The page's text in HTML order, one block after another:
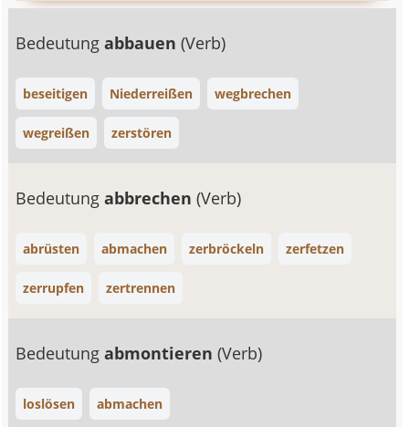
Bedeutungabbauen(Verb)
beseitigen Niederreißen wegbrechen
wegreißen zerstören
Bedeutungabbrechen(Verb)
abrüsten abmachen zerbröckeln zerfetzen
zerrupfen zertrennen
Bedeutungabmontieren(Verb)
loslösen abmachen